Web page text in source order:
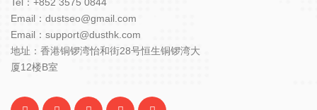
Email：dustseo@gmail.com
Email：support@dusthk.com
地址：香港铜锣湾怡和街28号恒生铜锣湾大
厦12楼B室